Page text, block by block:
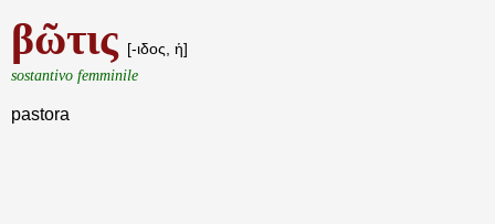
βῶτις [-ιδος, ἡ]
sostantivo femminile
pastora